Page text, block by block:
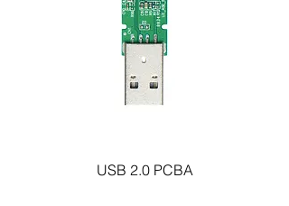
USB 2.0 PCBA